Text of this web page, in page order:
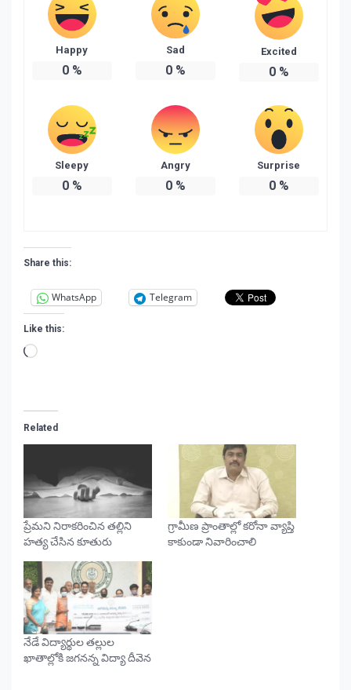
Happy
0%
Sad
0%
Excited
0%
Sleepy
0%
Angry
0%
Surprise
0%
Share this:
WhatsApp Telegram
Like this:
Loading…
Related
ప్రేమని నిరాకరించిన తల్లిని
హత్య చేసిన కూతురు
గ్రామీణ ప్రాంతాల్లో కరోనా వ్యాప్తి
కాకుండా నివారించాలి
నేడే విద్యార్థుల తల్లుల
ఖాతాల్లోకి జగనన్న విద్యా దీవెన